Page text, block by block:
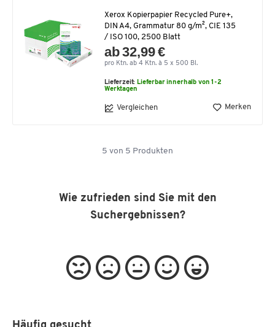
Xerox Kopierpapier Recycled Pure+,
DIN A4, Grammatur 80 g/m², CIE 135
/ ISO 100, 2500 Blatt
ab 32,99 €
pro Ktn. ab 4 Ktn. à 5 x 500 Bl.
Lieferzeit: Lieferbar innerhalb von 1-2
Werktagen
Vergleichen Merken
5 von 5 Produkten
Wie zufrieden sind Sie mit den
Suchergebnissen?